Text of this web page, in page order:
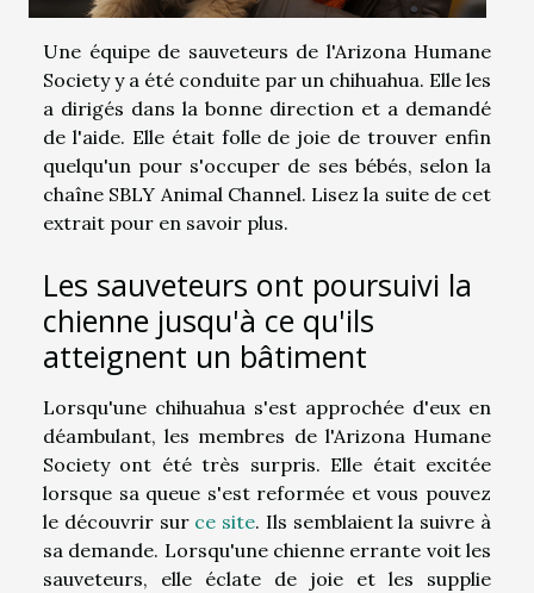
Une équipe de sauveteurs de l'Arizona Humane
Society y a été conduite par un chihuahua. Elle les
a dirigés dans la bonne direction et a demandé
de l'aide. Elle était folle de joie de trouver enfin
quelqu'un pour s'occuper de ses bébés, selon la
chaîne SBLY Animal Channel. Lisez la suite de cet
extrait pour en savoir plus.
Les sauveteurs ont poursuivi la
chienne jusqu'à ce qu'ils
atteignent un bâtiment
Lorsqu'une chihuahua s'est approchée d'eux en
déambulant, les membres de l'Arizona Humane
Society ont été très surpris. Elle était excitée
lorsque sa queue s'est reformée et vous pouvez
le découvrir sur ce site. Ils semblaient la suivre à
sa demande. Lorsqu'une chienne errante voit les
sauveteurs, elle éclate de joie et les supplie